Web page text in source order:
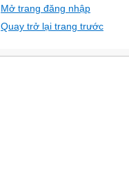
Mở trang đăng nhập
Quay trở lại trang trước